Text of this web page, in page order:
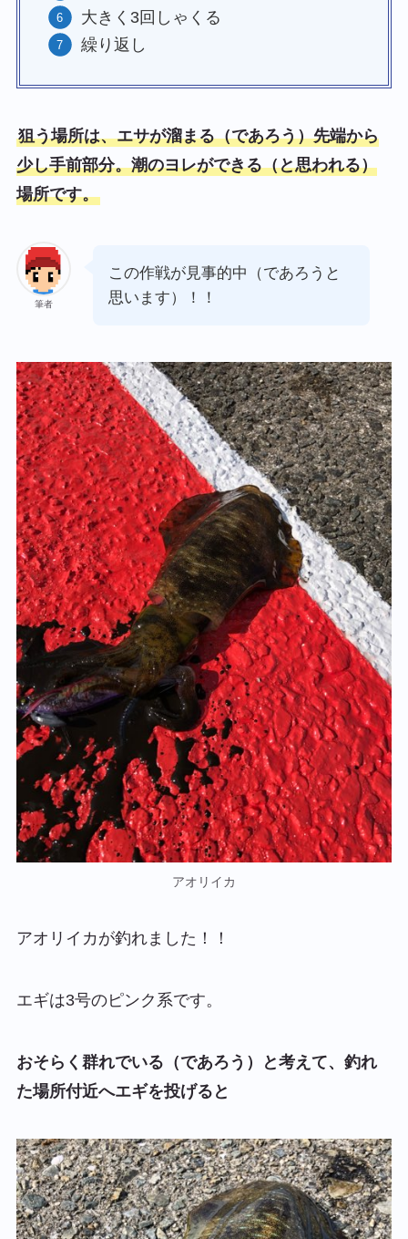
大きく3回しゃくる
繰り返し
狙う場所は、エサが溜まる（であろう）先端から
少し手前部分。潮のヨレができる（と思われる）
場所です。
筆者
この作戦が見事的中（であろうと
思います）！！
アオリイカ
アオリイカが釣れました！！
エギは3号のピンク系です。
おそらく群れでいる（であろう）と考えて、釣れ
た場所付近へエギを投げると